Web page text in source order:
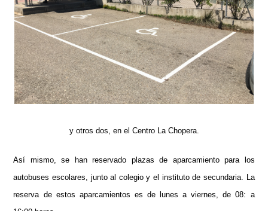
y otros dos, en el Centro La Chopera.
Así mismo, se han reservado plazas de aparcamiento para los
autobuses escolares, junto al colegio y el instituto de secundaria. La
reserva de estos aparcamientos es de lunes a viernes, de 08: a